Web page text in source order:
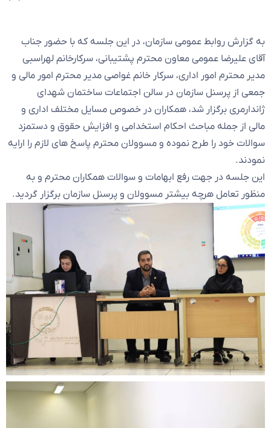
به گزارش روابط عمومی سازمان، در این جلسه که با حضور جناب
آقای علیرضا عمومی معاون محترم پشتیبانی، سرکارخانم لهراسبی
مدیر محترم امور اداری، سرکار خانم غواصی مدیر محترم امور مالی و
جمعی از پرسنل سازمان در سالن اجتماعات ساختمان شهدای
ژاندارمری برگزار شد، همکاران در خصوص مسایل مختلف اداری و
مالی از جمله مباحث احکام استخدامی و افزایش حقوق و دستمزد
سوالات خود را طرح نموده و مسوولان محترم پاسخ های لازم را ارایه
نمودند.
این جلسه در جهت رفع ابهامات و سوالات همکاران محترم و به
منظور تعامل هرچه بیشتر مسوولان و پرسنل سازمان برگزار گردید.